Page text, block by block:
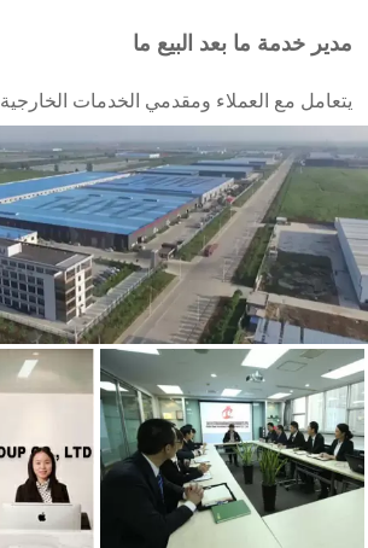
مدير خدمة ما بعد البيع ما
يتعامل مع العملاء ومقدمي الخدمات الخارجية